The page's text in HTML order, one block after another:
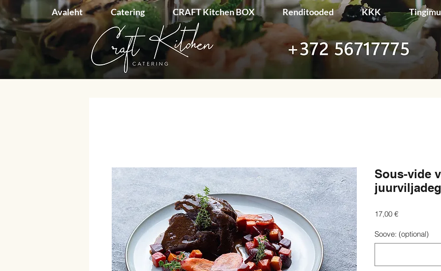
Avaleht Catering CRAFT Kitchen BOX Renditooded KKK
Sous-vide
17,00 €Price
Soove: (optional)